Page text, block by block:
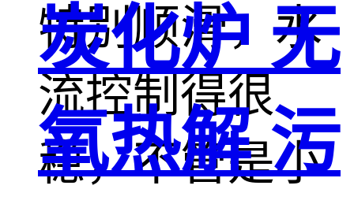
特别顺滑，水
流控制得很
稳，不管是小
炭化炉 无
氧热解 污